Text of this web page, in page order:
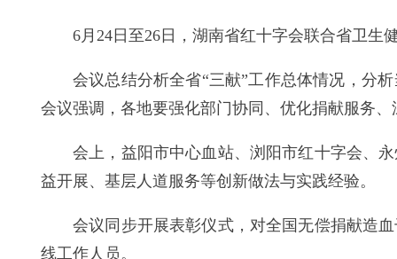
6月24日至26日，湖南省红十字会联合省卫生
会议总结分析全省“三献”工作总体情况，分
会议强调，各地要强化部门协同、优化捐献服务
会上，益阳市中心血站、浏阳市红十字会、
益开展、基层人道服务等创新做法与实践经验。
会议同步开展表彰仪式，对全国无偿捐献造
线工作人员。